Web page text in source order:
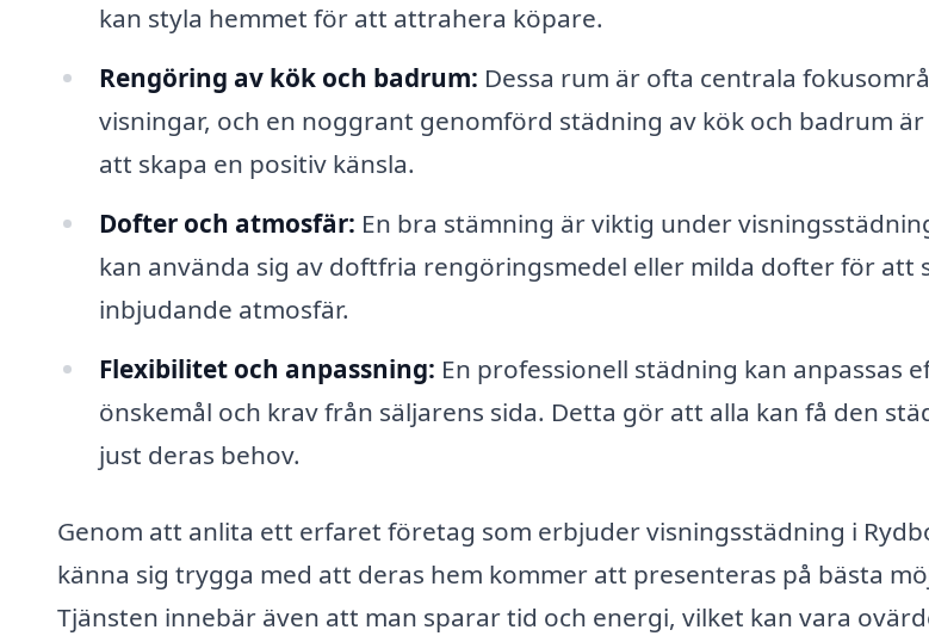
kan styla hemmet för att attrahera köpare.
Rengöring av kök och badrum: Dessa rum är ofta centrala
visningar, och en noggrant genomförd städning av kök och badrum
att skapa en positiv känsla.
Dofter och atmosfär: En bra stämning är viktig under
kan använda sig av doftfria rengöringsmedel eller milda dofter för att
inbjudande atmosfär.
Flexibilitet och anpassning: En professionell städning kan anpassas
önskemål och krav från säljarens sida. Detta gör att alla kan få den
just deras behov.
Genom att anlita ett erfaret företag som erbjuder visningsstädning i
känna sig trygga med att deras hem kommer att presenteras på bästa
Tjänsten innebär även att man sparar tid och energi, vilket kan vara